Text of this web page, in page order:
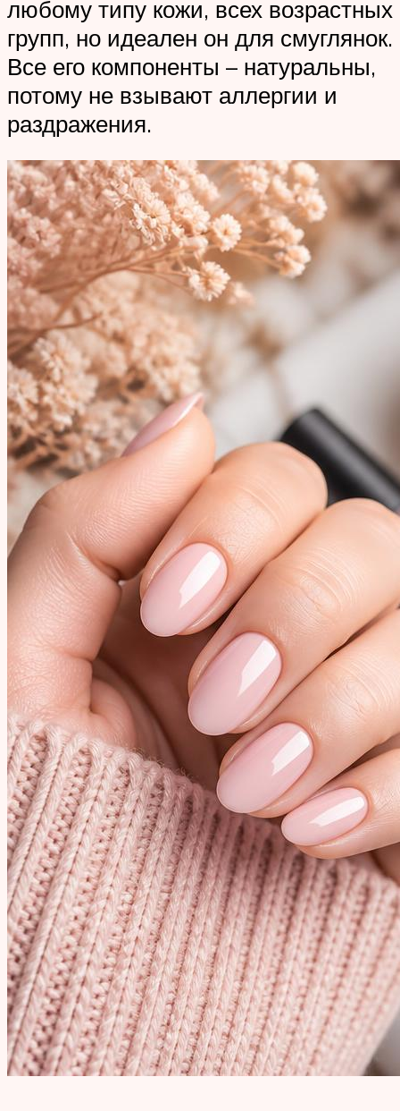
любому типу кожи, всех возрастных
групп, но идеален он для смуглянок.
Все его компоненты – натуральны,
потому не взывают аллергии и
раздражения.